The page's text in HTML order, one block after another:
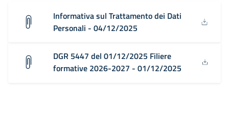
Informativa sul Trattamento dei Dati
Personali - 04/12/2025
DGR 5447 del 01/12/2025 Filiere
formative 2026-2027 - 01/12/2025